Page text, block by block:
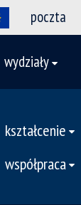
poczta
wydziały
kształcenie
współpraca